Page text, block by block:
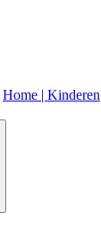
Home | Kinderen